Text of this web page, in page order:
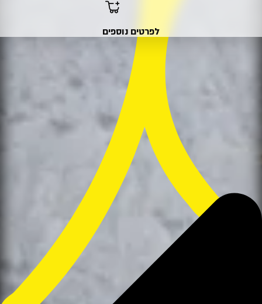
היה:
319 ₪.
הוא:
לפרטים נוספים